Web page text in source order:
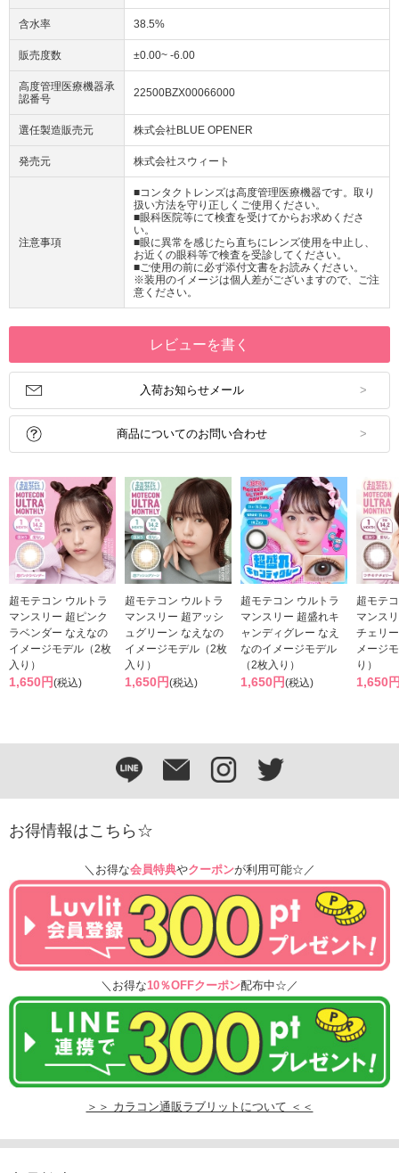
含水率 38.5%
販売度数 ±0.00~ -6.00
高度管理医療機器承
認番号
22500BZX00066000
選任製造販売元 株式会社BLUE OPENER
発売元 株式会社スウィート
注意事項
■コンタクトレンズは高度管理医療機器です。取り
扱い方法を守り正しくご使用ください。
■眼科医院等にて検査を受けてからお求めくださ
い。
■眼に異常を感じたら直ちにレンズ使用を中止し、
お近くの眼科等で検査を受診してください。
■ご使用の前に必ず添付文書をお読みください。
※装用のイメージは個人差がございますので、ご注
意ください。
レビューを書く
入荷お知らせメール
商品についてのお問い合わせ
超モテコン ウルトラ
マンスリー 超ピンク
ラベンダー なえなの
イメージモデル（2枚
入り）
1,650円(税込)
超モテコン ウルトラ
マンスリー 超アッシ
ュグリーン なえなの
イメージモデル（2枚
入り）
1,650円(税込)
超モテコン ウルトラ
マンスリー 超盛れキ
ャンディグレー なえ
なのイメージモデル
（2枚入り）
1,650円(税込)
超モテ
マンス
チェリ
メージ
り）
1,650
お得情報はこちら☆
＼お得な会員特典やクーポンが利用可能☆／
＼お得な10％OFFクーポン配布中☆／
＞＞ カラコン通販ラブリットについて ＜＜